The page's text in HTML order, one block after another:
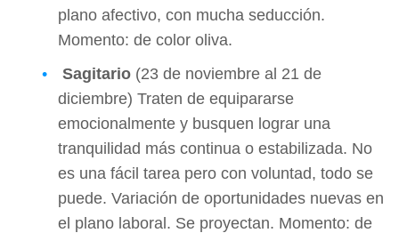
plano afectivo, con mucha seducción.
Momento: de color oliva.
Sagitario (23 de noviembre al 21 de
diciembre) Traten de equipararse
emocionalmente y busquen lograr una
tranquilidad más continua o estabilizada. No
es una fácil tarea pero con voluntad, todo se
puede. Variación de oportunidades nuevas en
el plano laboral. Se proyectan. Momento: de